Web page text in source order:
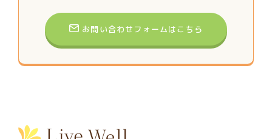
お問い合わせフォームはこちら